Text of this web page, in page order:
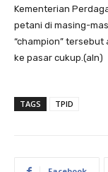
Kementerian
petani di masing-
“champion”
ke pasar cukup.(aln)
TAGS TPID